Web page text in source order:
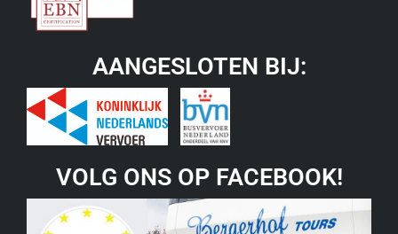
AANGESLOTEN BIJ:
VOLG ONS OP FACEBOOK!